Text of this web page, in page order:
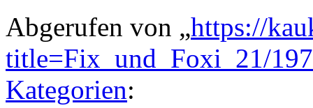
Abgerufen von „https://
title=Fix_und_Foxi_21/
Kategorien: